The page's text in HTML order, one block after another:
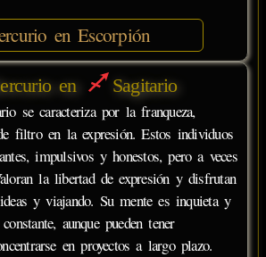
en Escorpión
en Sagitario
se caracteriza por la franqueza,
filtro en la expresión. Estos individuos
impulsivos y honestos, pero a veces
la libertad de expresión y disfrutan
y viajando. Su mente es inquieta y
aunque pueden tener
en proyectos a largo plazo.